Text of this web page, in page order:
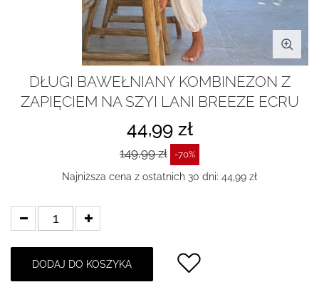
DŁUGI BAWEŁNIANY KOMBINEZON Z
ZAPIĘCIEM NA SZYI LANI BREEZE ECRU
44,99 zł
149,99 zł -70%
Najniższa cena z ostatnich 30 dni: 44,99 zł
DODAJ DO KOSZYKA